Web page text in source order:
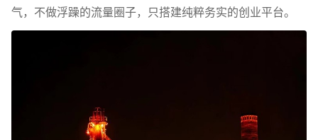
气，不做浮躁的流量圈子，只搭建纯粹务实的创业平台。